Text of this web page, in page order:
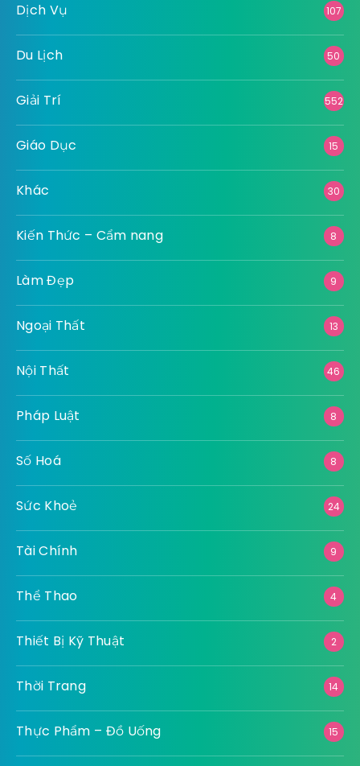
Dịch Vụ 107
Du Lịch 50
Giải Trí 552
Giáo Dục 15
Khác 30
Kiến Thức – Cẩm nang 8
Làm Đẹp 9
Ngoại Thất 13
Nội Thất 46
Pháp Luật 8
Số Hoá 8
Sức Khoẻ 24
Tài Chính 9
Thể Thao 4
Thiết Bị Kỹ Thuật 2
Thời Trang 14
Thực Phẩm – Đồ Uống 15